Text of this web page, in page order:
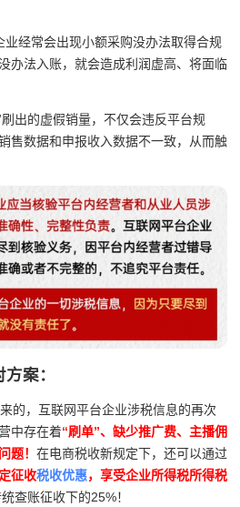
经常会出现小额采购没办法取得合规
办法入账，就会造成利润虚高、将面临
出的虚假销量，不仅会违反平台规
售数据和申报收入数据不一致，从而触
案：
，互联网平台企业涉税信息的再次
中存在着“刷单”、缺少推广费、主播佣
题！ 在电商税收新规定下，还可以通过
征收税收优惠，享受企业所得税所得税
查账征收下的25%！